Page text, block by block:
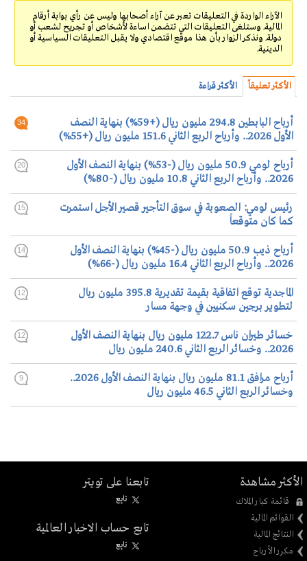
الآراء الواردة في التعليقات تعبر عن آراء أصحابها وليس عن رأي بوابة أرقام
المالية. وستلغى التعليقات التي تتضمن اساءة لأشخاص أو تجريح لشعب أو
دولة. ونذكر الزوار بأن هذا موقع اقتصادي ولا يقبل التعليقات السياسية أو
الدينية.
الأكثر تعليقاً الأكثر قراءة
أرباح البابطين 294.8 مليون ريال (+59%) بنهاية النصف
الأول 2026.. وأرباح الربع الثاني 151.6 مليون ريال (+55%)
34
أرباح لومي 50.9 مليون ريال (-53%) بنهاية النصف الأول
2026.. وأرباح الربع الثاني 10.8 مليون ريال (-80%)
20
رئيس لومي: الصعوبة في سوق التأجير قصير الأجل استمرت
كما كان متوقعاً
15
أرباح ذيب 50.9 مليون ريال (-45%) بنهاية النصف الأول
2026.. وأرباح الربع الثاني 16.4 مليون ريال (-66%)
14
الماجدية توقع اتفاقية بقيمة تقديرية 395.8 مليون ريال
لتطوير برجين سكنيين في وجهة مسار
12
خسائر طيران ناس 122.7 مليون ريال بنهاية النصف الأول
2026.. وخسائر الربع الثاني 240.6 مليون ريال
12
أرباح مرافق 81.1 مليون ريال بنهاية النصف الأول 2026..
وخسائر الربع الثاني 46.5 مليون ريال
9
الأكثر مشاهدة
قائمة كبار الملاك
القوائم المالية
النتائج المالية
مكرر الأرباح
تابعنا على تويتر
تابِع
تابع حساب الاخبار العالمية
تابِع